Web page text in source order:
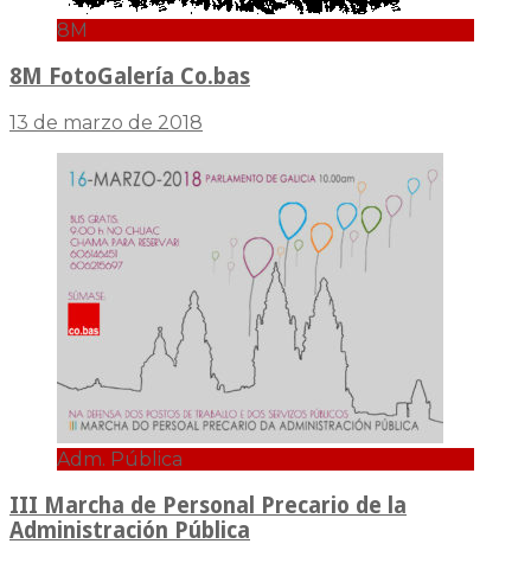
8M
8M FotoGalería Co.bas
13 de marzo de 2018
Adm. Pública
III Marcha de Personal Precario de la
Administración Pública